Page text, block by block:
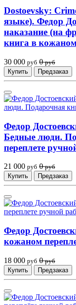
Dostoevsky:
языке). Федор
наказание (на
книга в
30 000 руб 0 руб
Купить
Предзаказ
Федор
Бедные люди.
переплете
21 000 руб 0 руб
Купить
Предзаказ
Федор
кожаном
18 000 руб 0 руб
Купить
Предзаказ